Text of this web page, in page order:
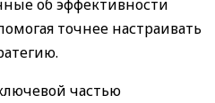
об эффективности
точнее настраивать
частью